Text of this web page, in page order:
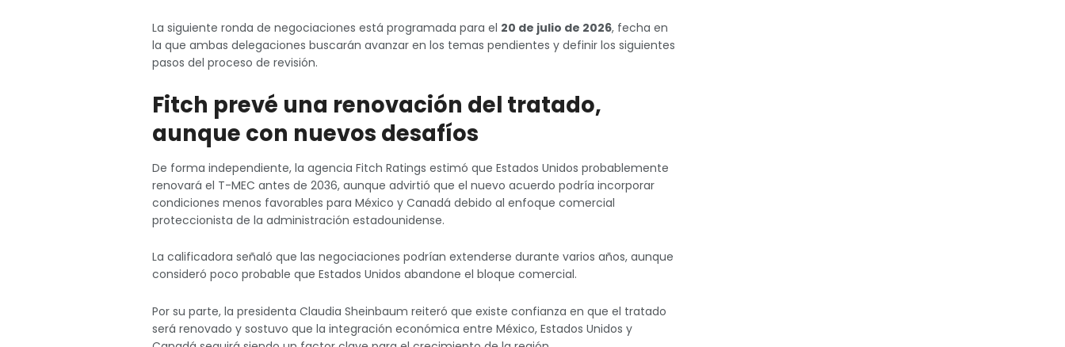
La siguiente ronda de negociaciones está programada para el 20 de julio de 2026, fecha en
la que ambas delegaciones buscarán avanzar en los temas pendientes y definir los siguientes
pasos del proceso de revisión.
Fitch prevé una renovación del tratado,
aunque con nuevos desafíos
De forma independiente, la agencia Fitch Ratings estimó que Estados Unidos probablemente
renovará el T-MEC antes de 2036, aunque advirtió que el nuevo acuerdo podría incorporar
condiciones menos favorables para México y Canadá debido al enfoque comercial
proteccionista de la administración estadounidense.
La calificadora señaló que las negociaciones podrían extenderse durante varios años, aunque
consideró poco probable que Estados Unidos abandone el bloque comercial.
Por su parte, la presidenta Claudia Sheinbaum reiteró que existe confianza en que el tratado
será renovado y sostuvo que la integración económica entre México, Estados Unidos y